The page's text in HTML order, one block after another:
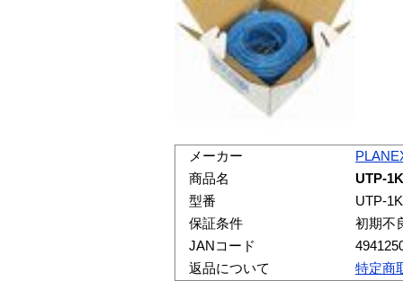
メーカー
商品名
UTP-
型番
UTP-
保証条件
初期不
JANコード
返品について
特定商